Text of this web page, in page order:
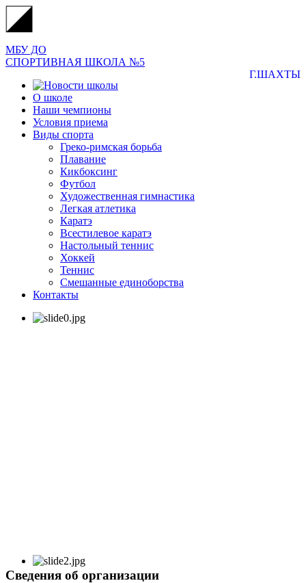
МБУ ДО
СПОРТИВНАЯ ШКОЛА №5
Г.ШАХТЫ
О школе
Наши чемпионы
Условия приема
Виды спорта
Греко-римская борьба
Плавание
Кикбоксинг
Футбол
Художественная гимнастика
Легкая атлетика
Каратэ
Всестилевое каратэ
Настольный теннис
Хоккей
Теннис
Смешанные единоборства
Контакты
Сведения об организации